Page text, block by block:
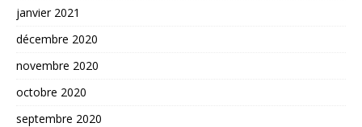
janvier 2021
décembre 2020
novembre 2020
octobre 2020
septembre 2020